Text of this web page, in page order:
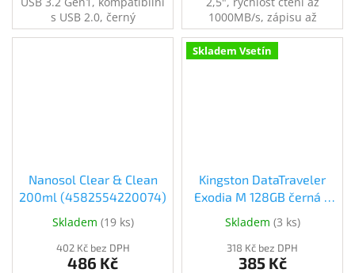
s USB 2.0, černý
1000MB/s, zápisu až
1050MB/s, USB3.2 gen.2
Nanosol Clear & Clean
200ml (4582554220074)
Skladem (19 ks)
402 Kč bez DPH
486 Kč
Skladem Vsetín
Kingston DataTraveler
Exodia M 128GB černá +
červená (DTXM/128GB)
Skladem (3 ks)
318 Kč bez DPH
385 Kč